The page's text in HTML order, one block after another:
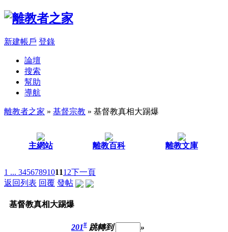
新建帳戶 登錄
論壇
搜索
幫助
導航
離教者之家 » 基督宗教 » 基督教真相大踢爆
主網站 離教百科 離教文庫
1 ... 3456789101112下一頁
返回列表 回覆 發帖
基督教真相大踢爆
201# 跳轉到
»